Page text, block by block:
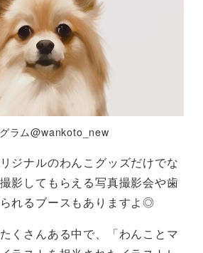
ラム@wankoto_new
ジナルのわんこグッズだけでな
影してもらえる写真撮影会や歯
れるブースもありますよ◎
くさんある中で、「わんことマ